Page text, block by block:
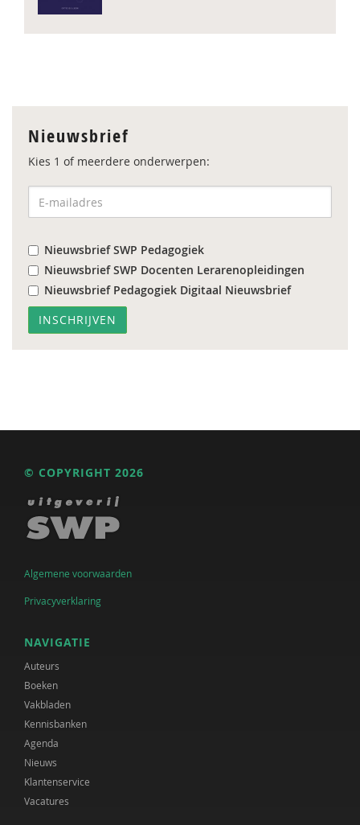
Nieuwsbrief
Kies 1 of meerdere onderwerpen:
Nieuwsbrief SWP Pedagogiek
Nieuwsbrief SWP Docenten Lerarenopleidingen
Nieuwsbrief Pedagogiek Digitaal Nieuwsbrief
© COPYRIGHT 2026
Algemene voorwaarden
Privacyverklaring
NAVIGATIE
Auteurs
Boeken
Vakbladen
Kennisbanken
Agenda
Nieuws
Klantenservice
Vacatures